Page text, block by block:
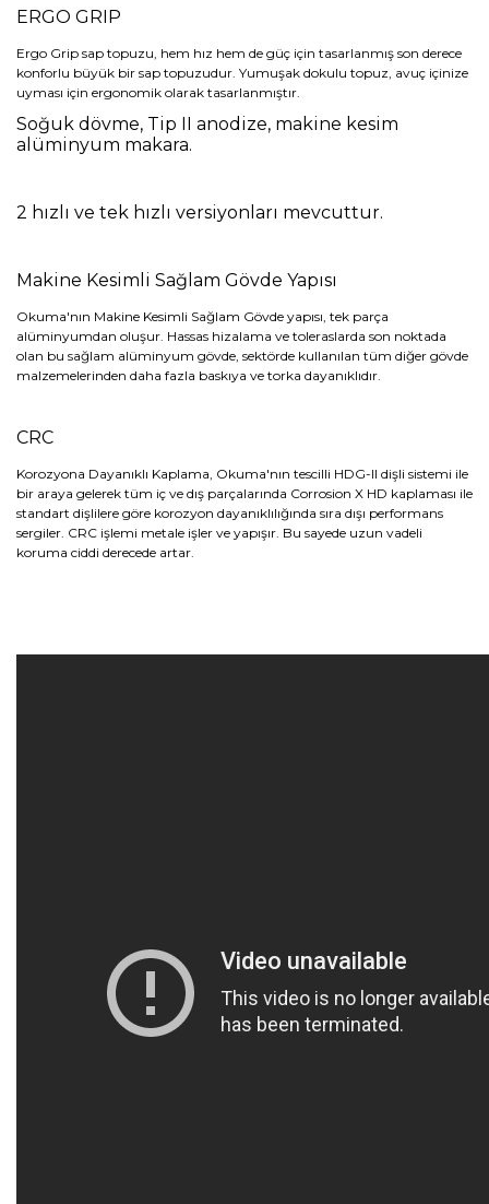
ERGO GRIP
Ergo Grip sap topuzu, hem hız hem de güç için tasarlanmış son derece
konforlu büyük bir sap topuzudur. Yumuşak dokulu topuz, avuç içinize
uyması için ergonomik olarak tasarlanmıştır.
Soğuk dövme, Tip II anodize, makine kesim
alüminyum makara.
2 hızlı ve tek hızlı versiyonları mevcuttur.
Makine Kesimli Sağlam Gövde Yapısı
Okuma'nın Makine Kesimli Sağlam Gövde yapısı, tek parça
alüminyumdan oluşur. Hassas hizalama ve toleraslarda son noktada
olan bu sağlam alüminyum gövde, sektörde kullanılan tüm diğer gövde
malzemelerinden daha fazla baskıya ve torka dayanıklıdır.
CRC
Korozyona Dayanıklı Kaplama, Okuma'nın tescilli HDG-II dişli sistemi ile
bir araya gelerek tüm iç ve dış parçalarında Corrosion X HD kaplaması ile
standart dişlilere göre korozyon dayanıklılığında sıra dışı performans
sergiler. CRC işlemi metale işler ve yapışır. Bu sayede uzun vadeli
koruma ciddi derecede artar.